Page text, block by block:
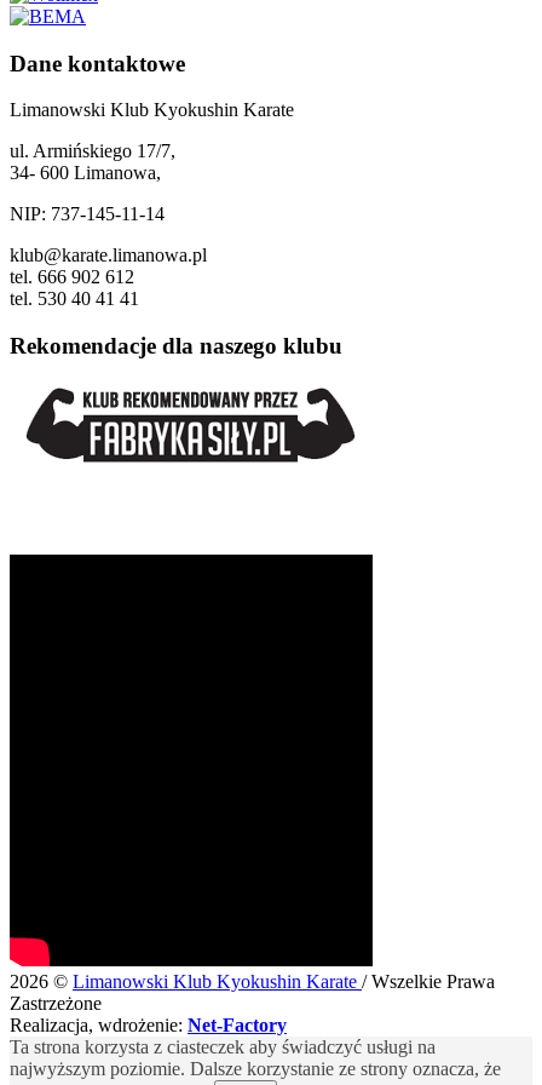
Dane kontaktowe
Limanowski Klub Kyokushin Karate
ul. Armińskiego 17/7,
34- 600 Limanowa,
NIP: 737-145-11-14
klub@karate.limanowa.pl
tel. 666 902 612
tel. 530 40 41 41
Rekomendacje dla naszego klubu
2026 © Limanowski Klub Kyokushin Karate / Wszelkie Prawa
Zastrzeżone
Realizacja, wdrożenie: Net-Factory
Ta strona korzysta z ciasteczek aby świadczyć usługi na
najwyższym poziomie. Dalsze korzystanie ze strony oznacza, że